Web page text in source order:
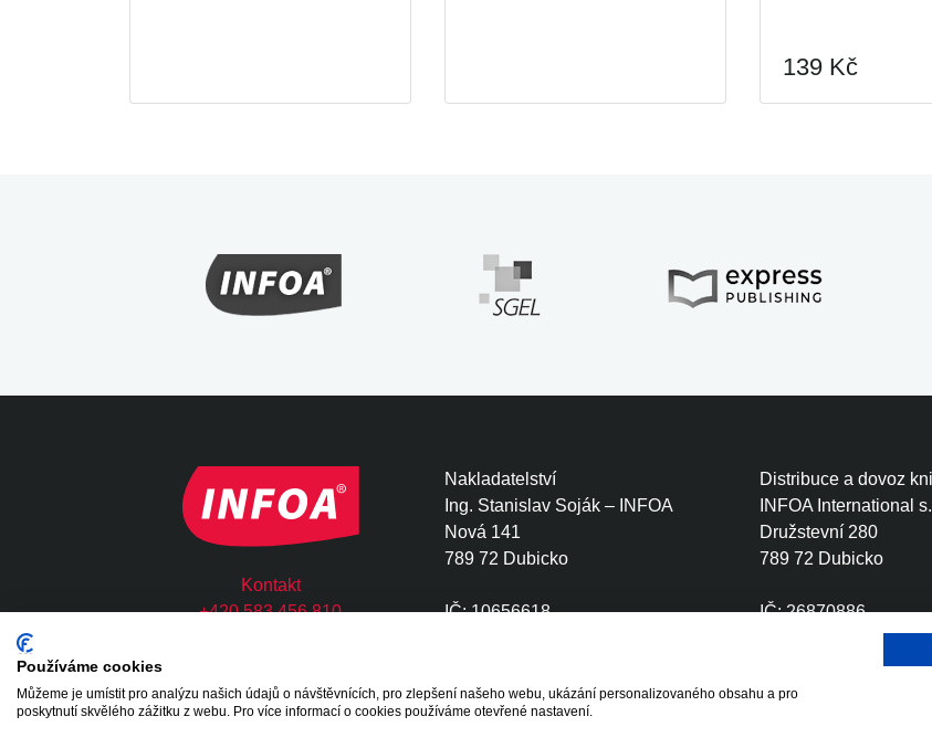
139 Kč
Kontakt
+420 583 456 810
Nakladatelství
Ing. Stanislav Soják – INFOA
Nová 141
789 72 Dubicko
IČ: 10656618
Distribuce a dovoz
INFOA International
Družstevní 280
789 72 Dubicko
IČ: 26870886
DIČ: CZ26870886
Copyright © 2020 - 2026 INFOA International s.r.o.
Používáme cookies
Můžeme je umístit pro analýzu našich údajů o návštěvnících, pro zlepšení našeho webu, ukázání personalizovaného obsahu a pro
poskytnutí skvělého zážitku z webu. Pro více informací o cookies používáme otevřené nastavení.